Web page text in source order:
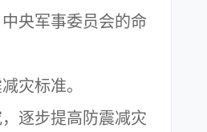
央军事委员会的命
灾标准。
逐步提高防震减灾